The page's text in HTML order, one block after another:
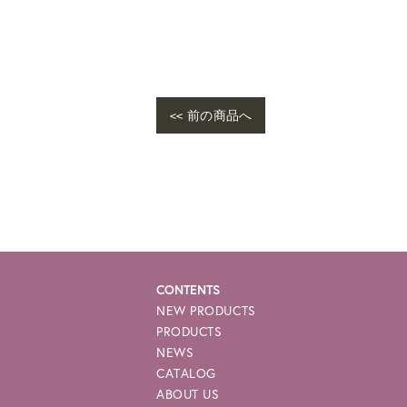
<< 前の商品へ
CONTENTS
NEW PRODUCTS
PRODUCTS
NEWS
CATALOG
ABOUT US